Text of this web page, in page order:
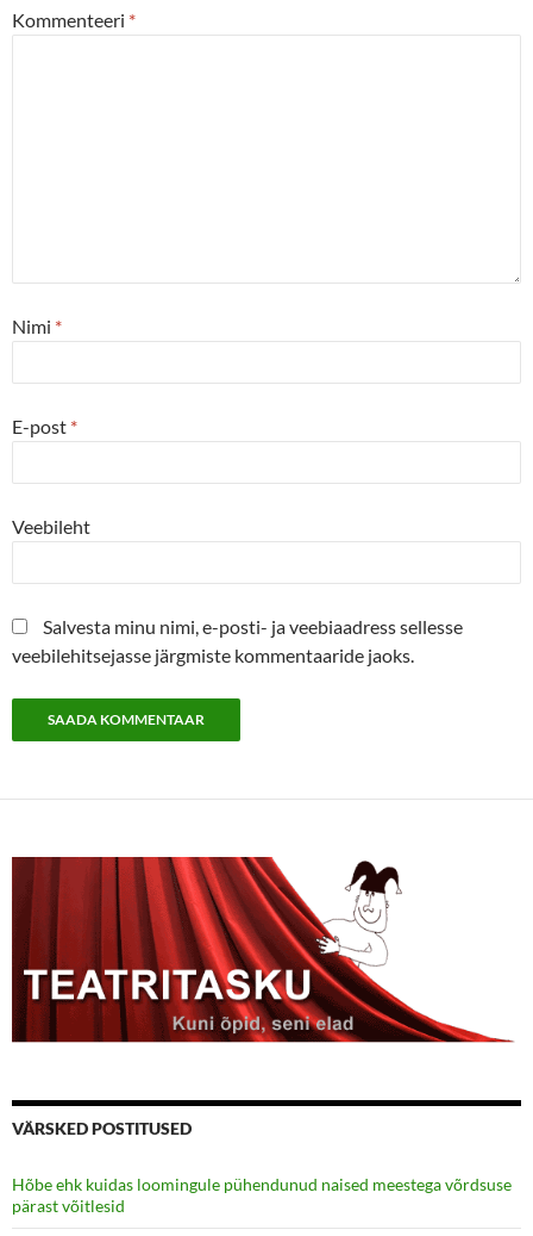
Kommenteeri *
Nimi *
E-post *
Veebileht
Salvesta minu nimi, e-posti- ja veebiaadress sellesse
veebilehitsejasse järgmiste kommentaaride jaoks.
VÄRSKED POSTITUSED
Hõbe ehk kuidas loomingule pühendunud naised meestega võrdsuse
pärast võitlesid